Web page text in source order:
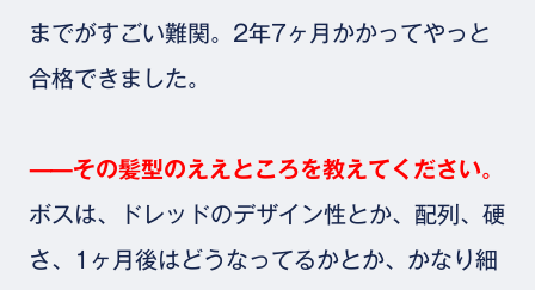
までがすごい難関。2年7ヶ月かかってやっと
合格できました。
⸺その髪型のええところを教えてください。
ボスは、ドレッドのデザイン性とか、配列、硬
さ、1ヶ月後はどうなってるかとか、かなり細